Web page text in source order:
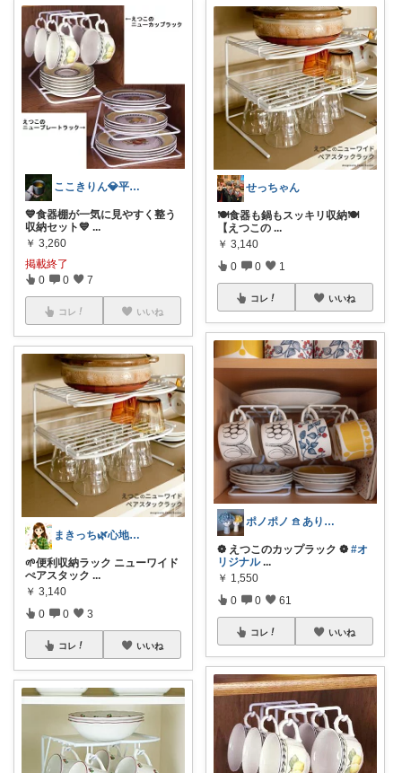
ここきりん💎平日ラクするワーママ
💙食器棚が一気に見やすく整う
収納セット💙 ...
￥ 3,260
掲載終了
0 0 7
コレ いいね
まきっち🌿心地よい暮らし🌿
🌱便利収納ラック ニューワイド
ぺアスタック ...
￥ 3,140
0 0 3
コレ いいね
せっちゃん
🍽️食器も鍋もスッキリ収納🍽️
【えつこの ...
￥ 3,140
0 0 1
コレ いいね
ポノポノ 𖠿 ありがとうございます
❁ えつこのカップラック ❁ #オ
リジナル ...
￥ 1,550
0 0 61
コレ いいね